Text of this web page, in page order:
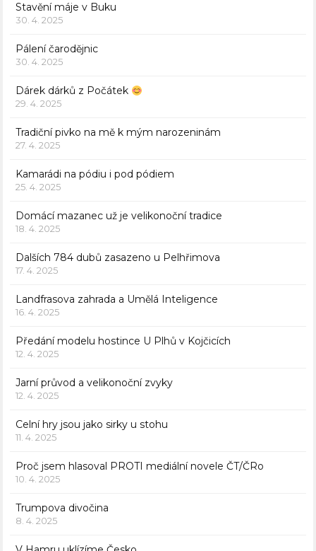
Stavění máje v Buku
30. 4. 2025
Pálení čarodějnic
30. 4. 2025
Dárek dárků z Počátek
29. 4. 2025
Tradiční pivko na mě k mým narozeninám
27. 4. 2025
Kamarádi na pódiu i pod pódiem
25. 4. 2025
Domácí mazanec už je velikonoční tradice
18. 4. 2025
Dalších 784 dubů zasazeno u Pelhřimova
17. 4. 2025
Landfrasova zahrada a Umělá Inteligence
16. 4. 2025
Předání modelu hostince U Plhů v Kojčicích
12. 4. 2025
Jarní průvod a velikonoční zvyky
12. 4. 2025
Celní hry jsou jako sirky u stohu
11. 4. 2025
Proč jsem hlasoval PROTI mediální novele ČT/ČRo
10. 4. 2025
Trumpova divočina
8. 4. 2025